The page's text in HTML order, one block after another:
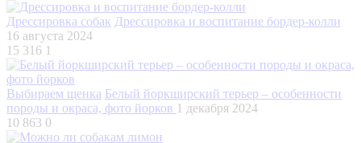
Дрессировка собак Дрессировка и воспитание бордер-колли
16 августа 2024
15 316 1
Выбираем щенка Белый йоркширский терьер – особенности
породы и окраса, фото йорков 1 декабря 2024
10 863 0